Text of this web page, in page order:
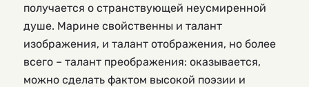
получается о странствующей неусмиренной
душе. Марине свойственны и талант
изображения, и талант отображения, но более
всего – талант преображения: оказывается,
можно сделать фактом высокой поэзии и